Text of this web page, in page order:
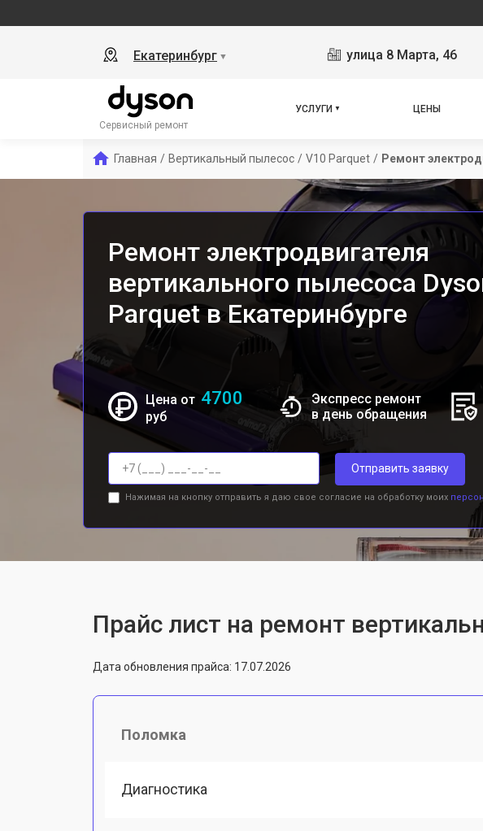
Екатеринбург ▼ улица 8 Марта, 46
Сервисный ремонт
УСЛУГИ ЦЕНЫ
Главная / Вертикальный пылесос / V10 Parquet / Ремонт
Ремонт электродвигателя
вертикального пылесоса
Parquet в Екатеринбурге
Цена от 4700
руб
Экспресс ремонт
в день обращения
Отправить заявку
Нажимая на кнопку отправить я даю свое согласие на обработку моих
Прайс лист на ремонт
Дата обновления прайса: 17.07.2026
Поломка
Диагностика